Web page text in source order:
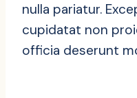
nulla pariatur.
cupidatat non
officia deserunt